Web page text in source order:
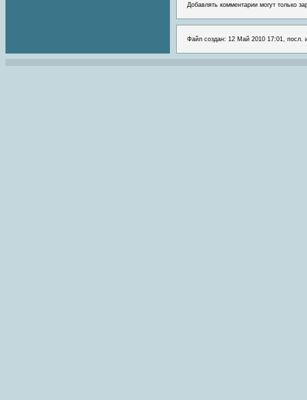
Добавлять комментарии могут только
Файл создан: 12 Май 2010 17:01, посл.